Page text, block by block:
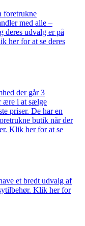
foretrukne
med alle –
deres udvalg er på
her for at se deres
der går 3
ære i at sælge
priser. De har en
butik når der
Klik her for at se
et bredt udvalg af
Klik her for